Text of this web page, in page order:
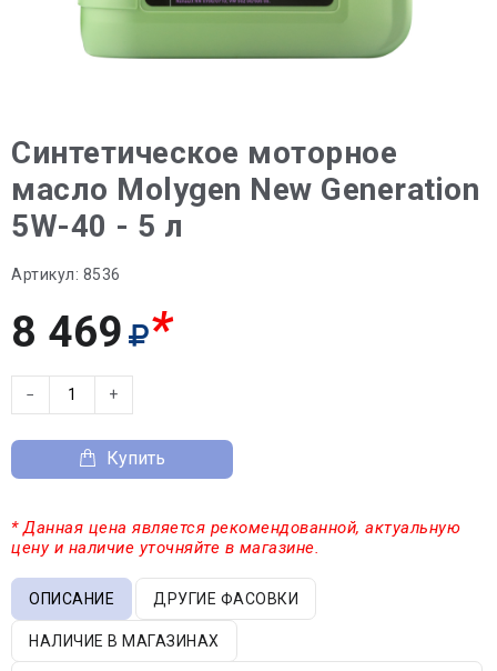
Синтетическое моторное
масло Molygen New Generation
5W-40 - 5 л
Артикул: 8536
8 469 *
− +
Купить
* Данная цена является рекомендованной, актуальную
цену и наличие уточняйте в магазине.
ОПИСАНИЕ ДРУГИЕ ФАСОВКИ
НАЛИЧИЕ В МАГАЗИНАХ